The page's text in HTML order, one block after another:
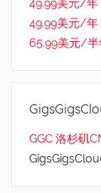
49.99美元/年
49.99美元/年
65.99美元/半
GGC 洛杉矶